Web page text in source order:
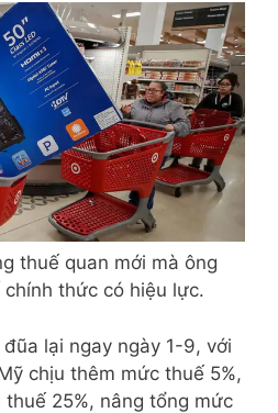
thuế quan mới mà ông
thức có hiệu lực.
lại ngay ngày 1-9, với
chịu thêm mức thuế 5%,
25%, nâng tổng mức